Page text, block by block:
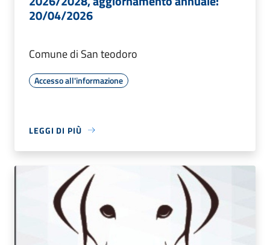
20/04/2026
Comune di San teodoro
Accesso all'informazione
LEGGI DI PIÙ